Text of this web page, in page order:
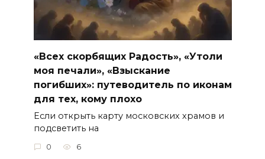
«Всех скорбящих Радость», «Утоли
моя печали», «Взыскание
погибших»: путеводитель по иконам
для тех, кому плохо
Если открыть карту московских храмов и
подсветить на
0 6